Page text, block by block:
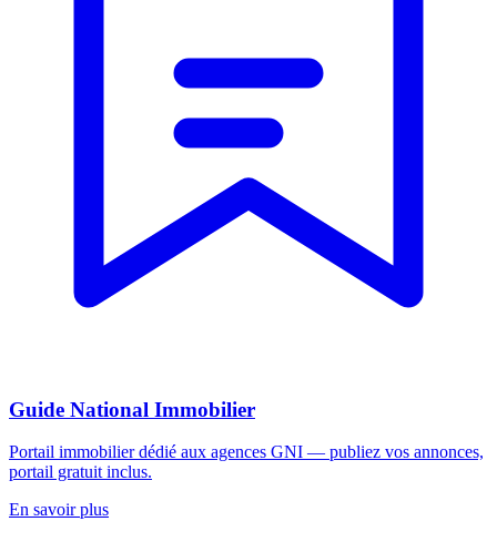
Guide National Immobilier
Portail immobilier dédié aux agences GNI — publiez vos annonces,
portail gratuit inclus.
En savoir plus